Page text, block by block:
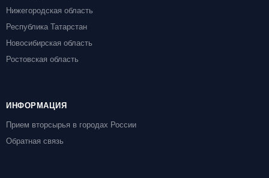
Нижегородская область
Республика Татарстан
Новосибирская область
Ростовская область
ИНФОРМАЦИЯ
Прием вторсырья в городах России
Обратная связь